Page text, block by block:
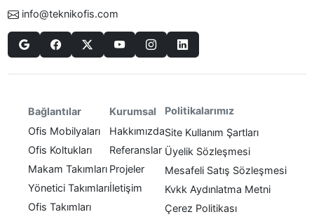
info@teknikofis.com
Bağlantılar
Ofis Mobilyaları
Ofis Koltukları
Makam Takımları
Yönetici Takımları
Ofis Takımları
Kurumsal
Hakkımızda
Referanslar
Projeler
İletişim
Politikalarımız
Site Kullanım Şartları
Üyelik Sözleşmesi
Mesafeli Satış Sözleşmesi
Kvkk Aydınlatma Metni
Çerez Politikası